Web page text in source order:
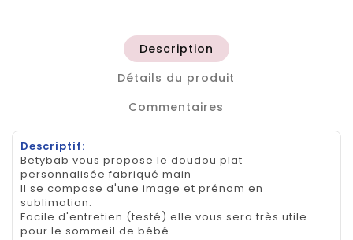
Description
Détails du produit
Commentaires
Descriptif:
Betybab vous propose le doudou plat
personnalisée fabriqué main
Il se compose d'une image et prénom en
sublimation.
Facile d'entretien (testé) elle vous sera très utile
pour le sommeil de bébé.